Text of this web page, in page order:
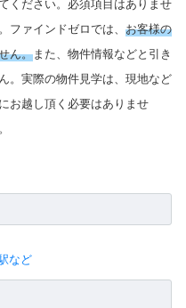
ァインドゼロでは、 お客様の
ん。また、物件情報などと引き
。実際の物件見学は、現地など
お越し頂く必要はありませ
など